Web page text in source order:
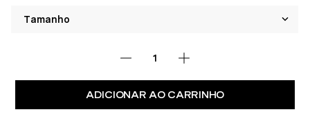
ADICIONAR AO CARRINHO